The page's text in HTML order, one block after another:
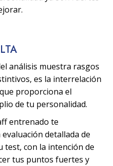
análisis muestra rasgos
es la interrelación
proporciona el
de tu personalidad.
entrenado te
detallada de
test, con la intención de
tus puntos fuertes y